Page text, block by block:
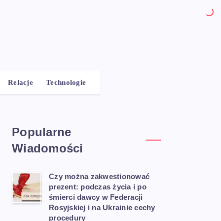
Relacje Technologie
Popularne
Wiadomości
Czy można zakwestionować
prezent: podczas życia i po
śmierci dawcy w Federacji
Rosyjskiej i na Ukrainie cechy
procedury